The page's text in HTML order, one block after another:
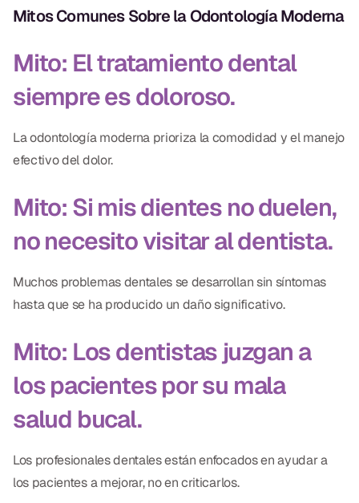
Mitos Comunes Sobre la Odontología Moderna
Mito: El tratamiento dental
siempre es doloroso.
La odontología moderna prioriza la comodidad y el manejo
efectivo del dolor.
Mito: Si mis dientes no duelen,
no necesito visitar al dentista.
Muchos problemas dentales se desarrollan sin síntomas
hasta que se ha producido un daño significativo.
Mito: Los dentistas juzgan a
los pacientes por su mala
salud bucal.
Los profesionales dentales están enfocados en ayudar a
los pacientes a mejorar, no en criticarlos.